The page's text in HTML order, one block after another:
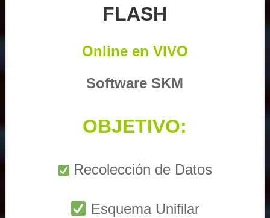
FLASH
Online en VIVO
Software SKM
OBJETIVO:
Recolección de Datos
Esquema Unifilar